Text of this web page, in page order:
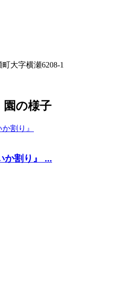
大字横瀬6208-1
園の様子
か割り』 ...